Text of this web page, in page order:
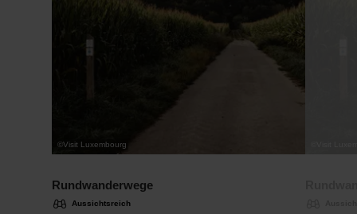
©Visit Luxembourg
Rundwanderwege
Aussichtsreich